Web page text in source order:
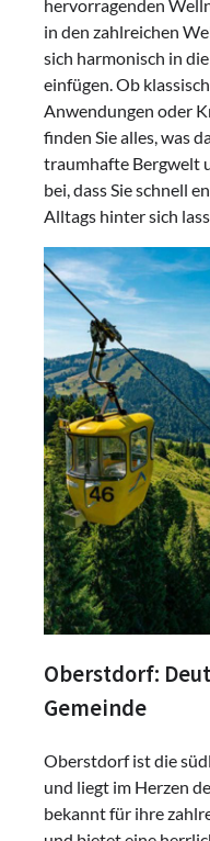
hervorragenden
in den zahlreichen
sich harmonisch in
einfügen. Ob
Anwendungen oder
finden Sie alles, was
traumhafte Bergwelt
bei, dass Sie schnell
Alltags hinter sich
Oberstdorf:
Gemeinde
Oberstdorf ist die
und liegt im Herzen
bekannt für ihre